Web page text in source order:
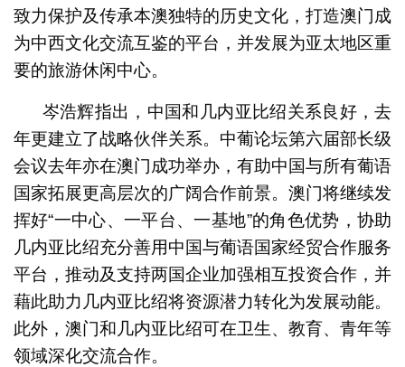
致力保护及传承本澳独特的历史文化，打造澳门成
为中西文化交流互鉴的平台，并发展为亚太地区重
要的旅游休闲中心。
岑浩辉指出，中国和几内亚比绍关系良好，去
年更建立了战略伙伴关系。中葡论坛第六届部长级
会议去年亦在澳门成功举办，有助中国与所有葡语
国家拓展更高层次的广阔合作前景。澳门将继续发
挥好“一中心、一平台、一基地”的角色优势，协助
几内亚比绍充分善用中国与葡语国家经贸合作服务
平台，推动及支持两国企业加强相互投资合作，并
藉此助力几内亚比绍将资源潜力转化为发展动能。
此外，澳门和几内亚比绍可在卫生、教育、青年等
领域深化交流合作。